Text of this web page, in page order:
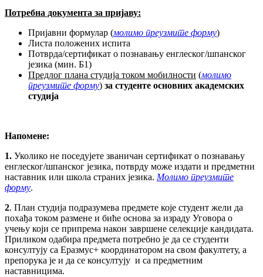
Потребна документа за пријаву:
Пријавни формулар (молимо преузмите форму)
Листа положених испита
Потврда/сертификат о познавању енглеског/шпанског
језика (мин. Б1)
Предлог плана студија током мобилности (молимо
преузмите форму) за студенте основних академских
студија
Напомене:
1. Уколико не поседујете званичан сертификат о познавању
енглеског/шпанског језика, потврду може издати и предметни
наставник или школа страних језика. Молимо преузмите
форму.
2. План студија подразумева предмете које студент жели да
похађа током размене и биће основа за израду Уговора о
учењу који се припрема након завршене селекције кандидата.
Приликом одабира предмета потребно је да се студенти
консултују са Еразмус+ координатором на свом факултету, а
препорука је и да се консултују и са предметним
наставницима.